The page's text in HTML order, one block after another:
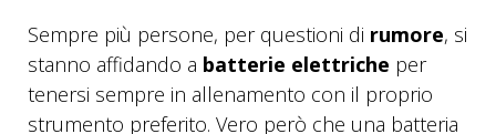
Sempre più persone, per questioni di rumore, si
stanno affidando a batterie elettriche per
tenersi sempre in allenamento con il proprio
strumento preferito. Vero però che una batteria